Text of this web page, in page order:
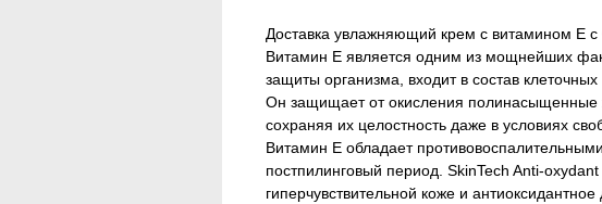
Доставка увлажняющий крем с витамином Е
Витамин Е является одним из мощнейших
защиты организма, входит в состав
Он защищает от окисления полинасыщенные
сохраняя их целостность даже в условиях
Витамин Е обладает
постпилинговый период. SkinTech Anti-
гиперчувствительной коже и